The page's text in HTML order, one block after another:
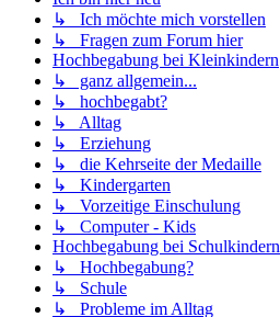
↳ Ich möchte mich vorstellen
↳ Fragen zum Forum hier
Hochbegabung bei Kleinkindern
↳ ganz allgemein...
↳ hochbegabt?
↳ Alltag
↳ Erziehung
↳ die Kehrseite der Medaille
↳ Kindergarten
↳ Vorzeitige Einschulung
↳ Computer - Kids
Hochbegabung bei Schulkindern
↳ Hochbegabung?
↳ Schule
↳ Probleme im Alltag